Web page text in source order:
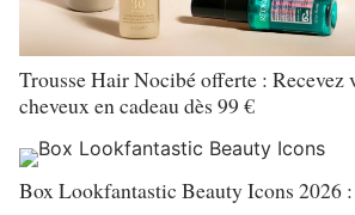
Trousse Hair Nocibé offerte : Recevez
cheveux en cadeau dès 99 €
Box Lookfantastic Beauty Icons 2026